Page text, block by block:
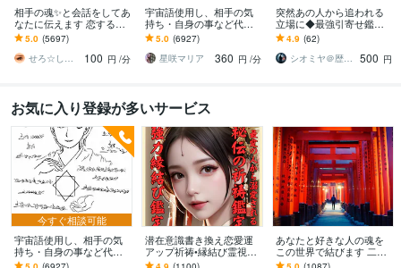
相手の魂✨と会話をしてあ
なたに伝えます 恋するあ
なたに☘️最高のチャンス
を！
5.0 (5697)
せろ☆しあり
100 円 /分
宇宙語使用し、相手の気
持ち・自身の事など代弁
します 相手の本音を知り
たい・自身の事を知りた
い方へ。
5.0 (6927)
星咲マリア
360 円 /分
突然あの人から追われる
立場に◆最強引寄せ鑑定
します 【想いの真意を深
く視て成就へ導く】大ボ
リューム霊視鑑定
4.9 (62)
シオミヤ＠歴35年【裏の宮司】霊能鑑定師
500 円
お気に入り登録が多いサービス
今すぐ相談可能
宇宙語使用し、相手の気
持ち・自身の事など代弁
します 相手の本音を知り
潜在意識書き換え恋愛運
アップ祈祷•縁結び霊視し
ます 秘伝の祈祷で思念伝
あなたと好きな人の魂を
この世界で結びます 二人
の魂を統合させて縁を結